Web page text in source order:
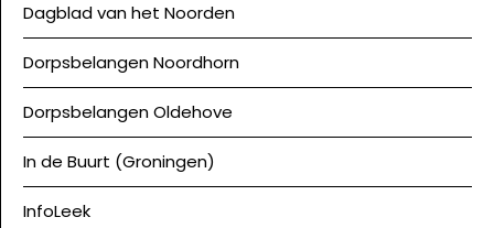
Dagblad van het Noorden
Dorpsbelangen Noordhorn
Dorpsbelangen Oldehove
In de Buurt (Groningen)
InfoLeek